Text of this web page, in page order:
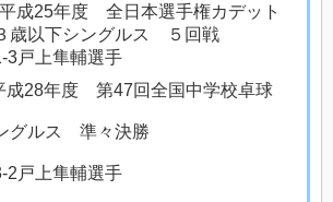
成25年度 全日本選手権カデット
歳以下シングルス ５回戦
戸上隼輔選手
成28年度 第47回全国中学校卓球
グルス 準々決勝
戸上隼輔選手